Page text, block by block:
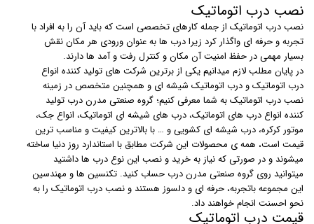
نصب درب اتوماتیک
نصب درب اتوماتیک از جمله کارهای تخصصی است که باید آن را به افراد با
تجربه و حرفه ای واگذار کرد زیرا درب ها به عنوان ورودی هر مکان نقش
بسیار مهمی در حفظ امنیت آن مکان و کنترل رفت و آمد ها دارند.
در پایان مطلب لازم میدانیم یکی از برترین شرکت های تولید کننده انواع
درب اتوماتیک و درب اتوماتیک شیشه ای و همچنین متخصص در زمینه
نصب درب اتوماتیک به شما معرفی کنیم؛ گروه صنعتی مدرن درب تولید
کننده انواع درب های اتوماتیک، درب های شیشه ای اتوماتیک، انواع جک،
موتور کرکره، درب شیشه ای کشویی و … با بالاترین کیفیت و مناسب ترین
قیمت است، همه ی محصولات این شرکت مطابق با استاندارد روز دنیا ساخته
میشوند و در صورتی که نیاز به خرید و نصب این نوع درب ها داشتید
میتوانید روی گروه صنعتی مدرن درب حساب کنید. تکنسین ها و مهندسین
این مجموعه باتجربه، حرفه ای و دلسوز هستند و نصب درب اتوماتیک را به
نحو احسنت انجام خواهند داد.
قیمت درب اتوماتیک